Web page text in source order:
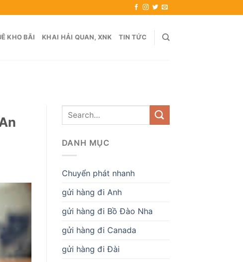
KHO BÃI KHAI HẢI QUAN, XNK TIN TỨC
DANH MỤC
Chuyển phát nhanh
gửi hàng đi Anh
gửi hàng đi Bồ Đào Nha
gửi hàng đi Canada
gửi hàng đi Đài